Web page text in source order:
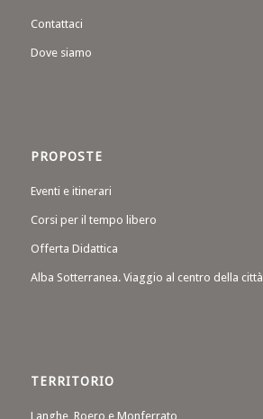
Contattaci
Dove siamo
PROPOSTE
Eventi e itinerari
Corsi per il tempo libero
Offerta Didattica
Alba Sotterranea. Viaggio al centro della città
TERRITORIO
Langhe, Roero e Monferrato